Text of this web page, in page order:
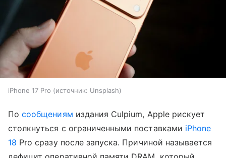
iPhone 17 Pro источник: Unsplash
Посообщениям издания Culpium, Apple рискует
столкнуться с ограниченными поставками iPhone
18 Pro сразу после запуска. Причиной называется